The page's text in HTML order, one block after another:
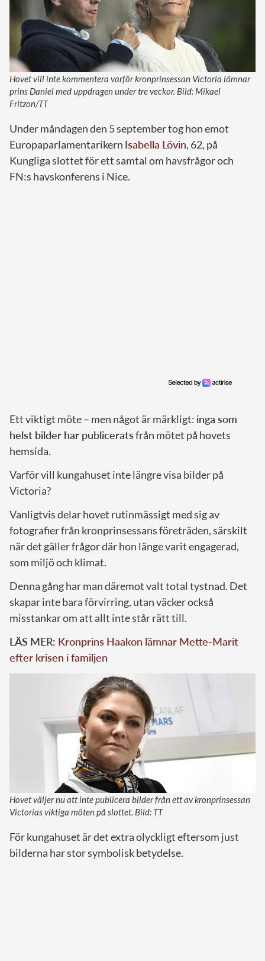
Hovet vill inte kommentera varför kronprinsessan Victoria lämnar
prins Daniel med uppdragen under tre veckor. Bild: Mikael
Fritzon/TT
Under måndagen den 5 september tog hon emot
Europaparlamentarikern Isabella Lövin, 62, på
Kungliga slottet för ett samtal om havsfrågor och
FN:s havskonferens i Nice.
Ett viktigt möte – men något är märkligt: inga som
helst bilder har publiceratsfrån mötet på hovets
hemsida.
Varför vill kungahuset inte längre visa bilder på
Victoria?
Vanligtvis delar hovet rutinmässigt med sig av
fotografier från kronprinsessans företräden, särskilt
när det gäller frågor där hon länge varit engagerad,
som miljö och klimat.
Denna gång har man däremot valt total tystnad. Det
skapar inte bara förvirring, utan väcker också
misstankar om att allt inte står rätt till.
LÄS MER: Kronprins Haakon lämnar Mette-Marit
efter krisen i familjen
Hovet väljer nu att inte publicera bilder från ett av kronprinsessan
Victorias viktiga möten på slottet. Bild: TT
För kungahuset är det extra olyckligt eftersom just
bilderna har stor symbolisk betydelse.